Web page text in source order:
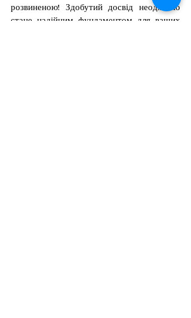
розвиненою! Здобутий досвід неодмінно
стане надійним фундаментом для ваших